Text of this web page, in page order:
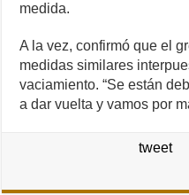
medida.
A la vez, confirmó que el
medidas similares
vaciamiento. “Se están
a dar vuelta y vamos por
tweet